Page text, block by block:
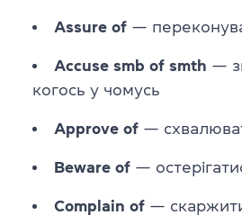
Assure of —
Accuse smb of smth —
когось у чомусь
Approve of —
Beware of —
Complain of —